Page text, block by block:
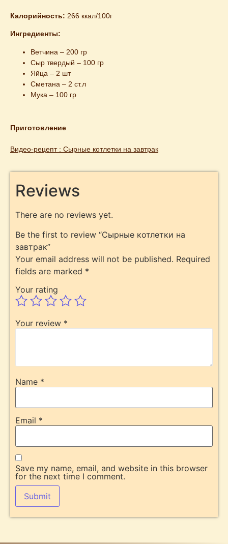
Калорийность: 266 ккал/100г
Ингредиенты:
Ветчина – 200 гр
Сыр твердый – 100 гр
Яйца – 2 шт
Сметана – 2 ст.л
Мука – 100 гр
Приготовление
Видео-рецепт : Сырные котлетки на завтрак
Reviews
There are no reviews yet.
Be the first to review “Сырные котлетки на
завтрак”
Your email address will not be published. Required
fields are marked *
Your rating
Your review *
Name *
Email *
Save my name, email, and website in this browser
for the next time I comment.